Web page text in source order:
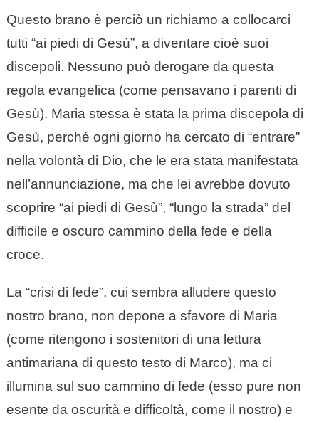
Questo brano è perciò un richiamo a collocarci
tutti “ai piedi di Gesù”, a diventare cioè suoi
discepoli. Nessuno può derogare da questa
regola evangelica (come pensavano i parenti di
Gesù). Maria stessa è stata la prima discepola di
Gesù, perché ogni giorno ha cercato di “entrare”
nella volontà di Dio, che le era stata manifestata
nell’annunciazione, ma che lei avrebbe dovuto
scoprire “ai piedi di Gesù”, “lungo la strada” del
difficile e oscuro cammino della fede e della
croce.
La “crisi di fede”, cui sembra alludere questo
nostro brano, non depone a sfavore di Maria
(come ritengono i sostenitori di una lettura
antimariana di questo testo di Marco), ma ci
illumina sul suo cammino di fede (esso pure non
esente da oscurità e difficoltà, come il nostro) e